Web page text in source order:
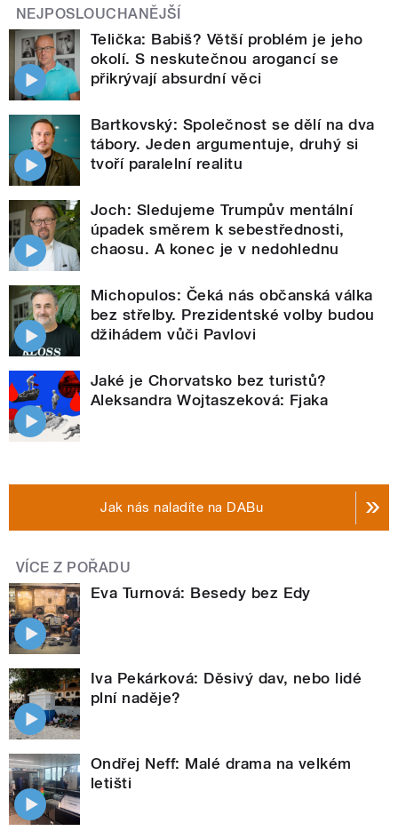
NEJPOSLOUCHANĚJŠÍ
Telička: Babiš? Větší problém je jeho
okolí. S neskutečnou arogancí se
přikrývají absurdní věci
Bartkovský: Společnost se dělí na dva
tábory. Jeden argumentuje, druhý si
tvoří paralelní realitu
Joch: Sledujeme Trumpův mentální
úpadek směrem k sebestřednosti,
chaosu. A konec je v nedohlednu
Michopulos: Čeká nás občanská válka
bez střelby. Prezidentské volby budou
džihádem vůči Pavlovi
Jaké je Chorvatsko bez turistů?
Aleksandra Wojtaszeková: Fjaka
Jak nás naladíte na DABu
VÍCE Z POŘADU
Eva Turnová: Besedy bez Edy
Iva Pekárková: Děsivý dav, nebo lidé
plní naděje?
Ondřej Neff: Malé drama na velkém
letišti